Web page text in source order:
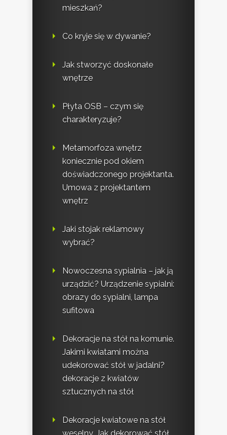
mieszkań?
Co kryje się w dywanie?
Jak stworzyć doskonałe
wnętrze
Płyta OSB – czym się
charakteryzuje?
Metamorfoza wnętrz
koniecznie pod okiem
doświadczonego projektanta.
Umowa z projektantem
wnętrz
Jaki stojak reklamowy
wybrać?
Nowoczesna sypialnia – jak ją
urządzić? Urządzenie sypialni:
obrazy do sypialni, lampa
sufitowa
Dekoracje na stół na komunie.
Jakimi kwiatami można
udekorować stół w jadalni?
dekoracje z kwiatów
sztucznych na stół
Dekoracje kwiatowe na stół